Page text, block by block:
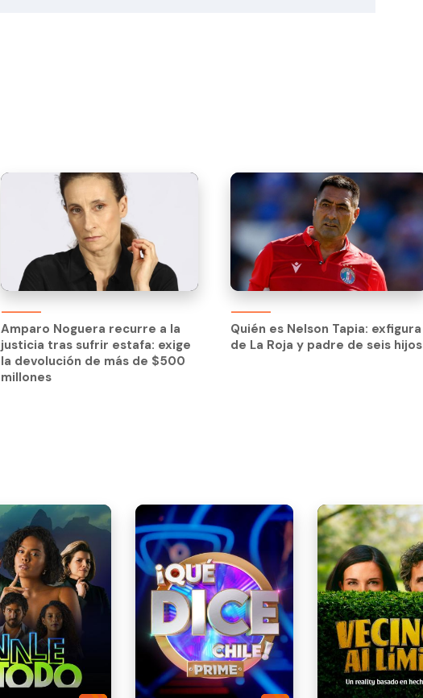
Amparo Noguera recurre a la
justicia tras sufrir estafa: exige
la devolución de más de $500
millones
Amparo Noguera recurre a la
justicia tras sufrir estafa: exige
la devolución de más de $500
millones
Quién es Nelson Tapia: exfigura
de La Roja y padre de seis hijos
Quién es Nelson Tapia: exfigura
de La Roja y padre de seis hijos